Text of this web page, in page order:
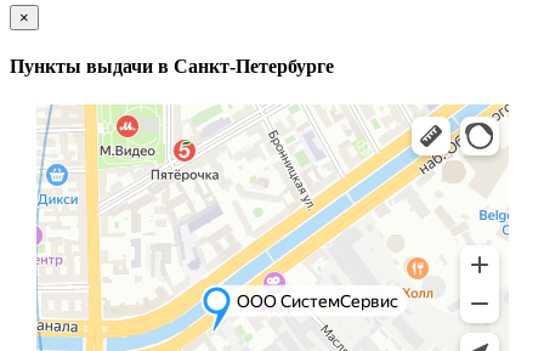
×
Пункты выдачи в Санкт-Петербурге